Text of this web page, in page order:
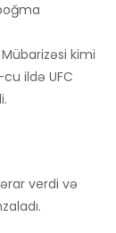
kimi
cu ildə UFC
verdi və